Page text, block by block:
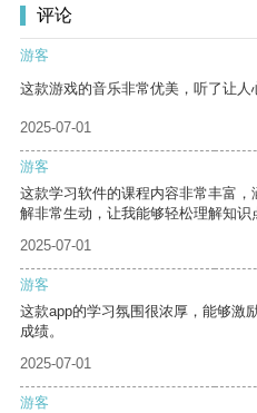
评论
游客
这款游戏的音乐非常优美，听了让人
2025-07-01
游客
这款学习软件的课程内容非常丰富
解非常生动，让我能够轻松理解知识
2025-07-01
游客
这款app的学习氛围很浓厚，能够激
成绩。
2025-07-01
游客